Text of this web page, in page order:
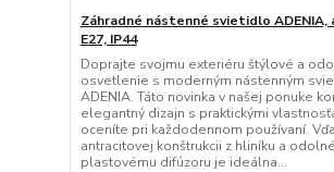
Záhradné nástenné svietidlo
E27, IP44
Doprajte svojmu exteriéru štýlové a
osvetlenie s moderným nástenným
ADENIA. Táto novinka v našej ponuke
elegantný dizajn s praktickými
oceníte pri každodennom používaní.
antracitovej konštrukcii z hliníku a
plastovému difúzoru je ideálna...